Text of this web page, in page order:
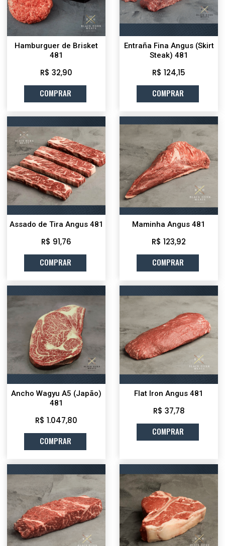
Hamburguer de Brisket
481
R$ 32,90
COMPRAR
Entraña Fina Angus (Skirt
Steak) 481
R$ 124,15
COMPRAR
Assado de Tira Angus 481
R$ 91,76
COMPRAR
Maminha Angus 481
R$ 123,92
COMPRAR
Ancho Wagyu A5 (Japão)
481
R$ 1.047,80
COMPRAR
Flat Iron Angus 481
R$ 37,78
COMPRAR